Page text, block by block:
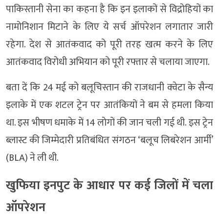
पाकिस्तानी सेना का कहना है कि इन इलाकों से विद्रोहियों का
नामोनिशान मिटाने के लिए ये सर्च ऑपरेशन लगातार जारी
रहेगा. देश से आतंकवाद को पूरी तरह खत्म करने के लिए
आतंकवाद विरोधी अभियान को पूरी रफ्तार से चलाया जाएगा.
बता दें कि 24 मई को बलूचिस्तान की राजधानी क्वेटा के सैन्य
इलाके में एक शटल ट्रेन पर आतंकियों ने बम से हमला किया
था. इस भीषण धमाके में 14 लोगों की जान चली गई थी. इस ट्रेन
ब्लास्ट की जिम्मेदारी प्रतिबंधित संगठन ‘बलूच लिबरेशन आर्मी’
(BLA) ने ली थी.
खुफिया इनपुट के आधार पर कई जिलों में चला
ऑपरेशन